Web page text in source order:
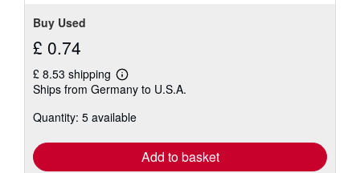
Buy Used
£ 0.74
£ 8.53 shipping
Learn
more
shipping
Ships from Germany to U.S.A.
Quantity: 5 available
Add to basket